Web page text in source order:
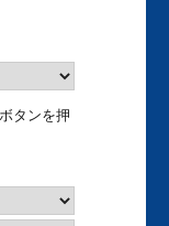
タンを押